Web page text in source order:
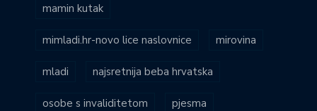
mamin kutak
mimladi.hr-novo lice naslovnice mirovina
mladi najsretnija beba hrvatska
osobe s invaliditetom pjesma